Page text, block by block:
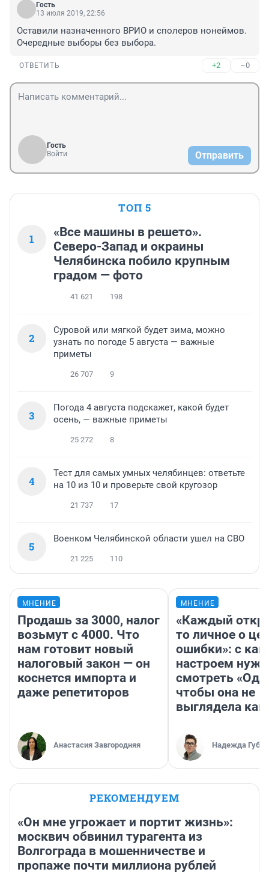
Гость
13 июля 2019, 22:56
Оставили назначенного ВРИО и сполеров нонеймов.
Очередные выборы без выбора.
ОТВЕТИТЬ +2 –0
Гость
Войти
Отправить
ТОП 5
1
«Все машины в решето».
Северо-Запад и окраины
Челябинска побило крупным
градом — фото
41 621 198
2
Суровой или мягкой будет зима, можно
узнать по погоде 5 августа — важные
приметы
26 707 9
3
Погода 4 августа подскажет, какой будет
осень, — важные приметы
25 272 8
4
Тест для самых умных челябинцев: ответьте
на 10 из 10 и проверьте свой кругозор
21 737 17
5
Военком Челябинской области ушел на СВО
21 225 110
МНЕНИЕ
Продашь за 3000, налог
возьмут с 4000. Что
нам готовит новый
налоговый закон — он
коснется импорта и
даже репетиторов
Анастасия Завгородняя
МНЕНИЕ
«Каждый
то личное о
ошибки»: с
настроем
смотреть
чтобы она не
выглядела как
Надежда
РЕКОМЕНДУЕМ
«Он мне угрожает и портит жизнь»:
москвич обвинил турагента из
Волгограда в мошенничестве и
пропаже почти миллиона рублей